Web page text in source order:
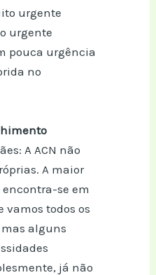
urgente
urgente
pouca urgência
no
A ACN não
A maior
se em
vamos todos os
alguns
já não